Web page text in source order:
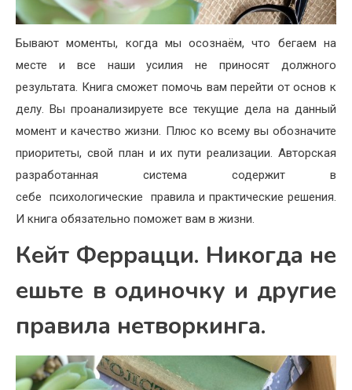
Бывают моменты, когда мы осознаём, что бегаем на
месте и все наши усилия не приносят должного
результата. Книга сможет помочь вам перейти от основ к
делу. Вы проанализируете все текущие дела на данный
момент и качество жизни. Плюс ко всему вы обозначите
приоритеты, свой план и их пути реализации. Авторская
разработанная система содержит в
себе
психологические
правила и практические решения.
И книга обязательно поможет вам в жизни.
Кейт Феррацци. Никогда не
ешьте в одиночку и другие
правила нетворкинга.